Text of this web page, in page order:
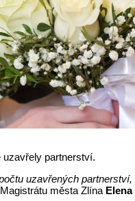
uzavřely partnerství.
uzavřených
města Zlína